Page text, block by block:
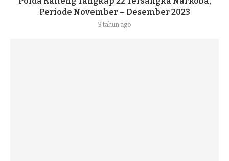
Periode November – Desember 2023
3 tahun ago